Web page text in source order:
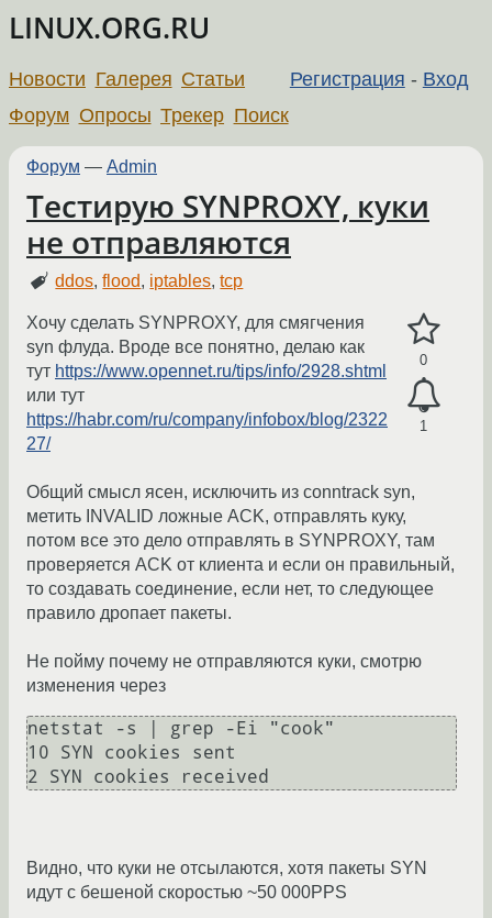
LINUX.ORG.RU
Регистрация - Вход
Новости Галерея Статьи
Форум Опросы Трекер Поиск
Форум — Admin
Тестирую SYNPROXY, куки
не отправляются
ddos,flood, iptables,tcp
0
1
Хочу сделать SYNPROXY, для смягчения
syn флуда. Вроде все понятно, делаю как
тут https://www.opennet.ru/tips/info/2928.shtml
или тут
https://habr.com/ru/company/infobox/blog/2322
27/
Общий смысл ясен, исключить из conntrack syn,
метить INVALID ложные ACK, отправлять куку,
потом все это дело отправлять в SYNPROXY, там
проверяется ACK от клиента и если он правильный,
то создавать соединение, если нет, то следующее
правило дропает пакеты.
Не пойму почему не отправляются куки, смотрю
изменения через
netstat -s | grep -Ei "cook"
10 SYN cookies sent
Видно, что куки не отсылаются, хотя пакеты SYN
идут с бешеной скоростью ~50 000PPS